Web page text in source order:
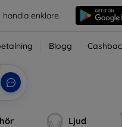
handla enklare.
Blogg
Ljud